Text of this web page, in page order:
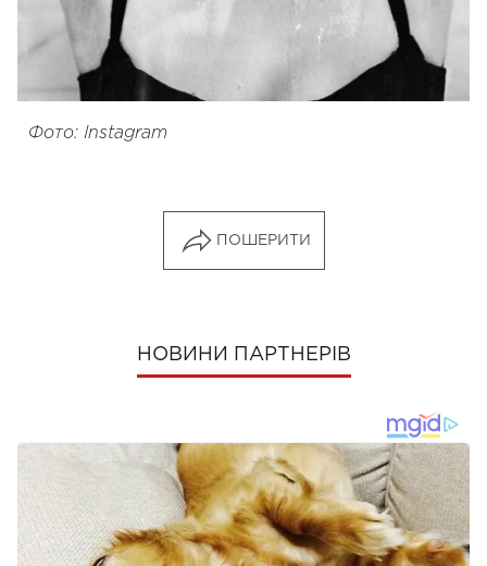
Фото: Instagram
ПОШЕРИТИ
НОВИНИ ПАРТНЕРІВ